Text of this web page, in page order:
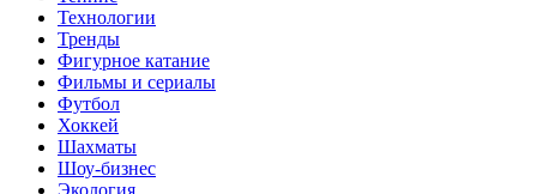
Технологии
Тренды
Фигурное катание
Фильмы и сериалы
Футбол
Хоккей
Шахматы
Шоу-бизнес
Экология